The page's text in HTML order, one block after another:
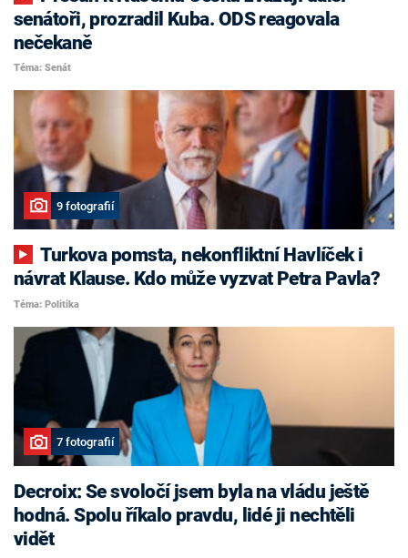
senátoři, prozradil Kuba. ODS reagovala
nečekaně
Téma: Senát
9 fotografií
Turkova pomsta, nekonfliktní Havlíček i
návrat Klause. Kdo může vyzvat Petra Pavla?
Téma: Politika
7 fotografií
Decroix: Se svoločí jsem byla na vládu ještě
hodná. Spolu říkalo pravdu, lidé ji nechtěli
vidět